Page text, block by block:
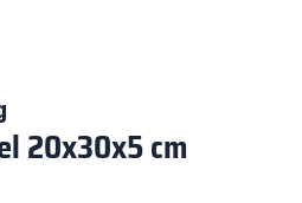
20x30x5 cm